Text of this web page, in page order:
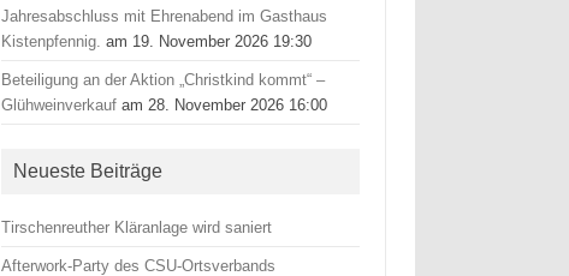
Jahresabschluss mit Ehrenabend im Gasthaus
Kistenpfennig. am 19. November 2026 19:30
Beteiligung an der Aktion „Christkind kommt“ –
Glühweinverkauf am 28. November 2026 16:00
Neueste Beiträge
Tirschenreuther Kläranlage wird saniert
Afterwork-Party des CSU-Ortsverbands